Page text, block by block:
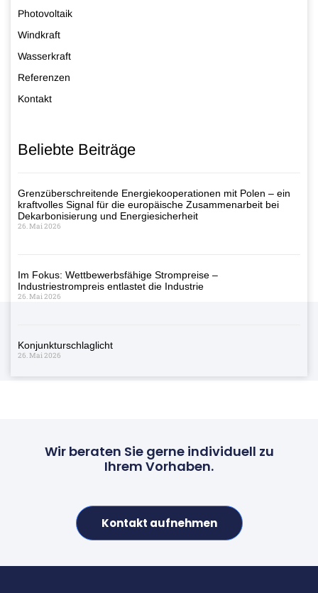
Photovoltaik
Windkraft
Wasserkraft
Referenzen
Kontakt
Beliebte Beiträge
Grenzüberschreitende Energiekooperationen mit Polen – ein
kraftvolles Signal für die europäische Zusammenarbeit bei
Dekarbonisierung und Energiesicherheit
26. Mai 2026
Im Fokus: Wettbewerbsfähige Strompreise –
Industriestrompreis entlastet die Industrie
26. Mai 2026
Konjunkturschlaglicht
26. Mai 2026
Wir beraten Sie gerne individuell zu
Ihrem Vorhaben.
Kontakt aufnehmen